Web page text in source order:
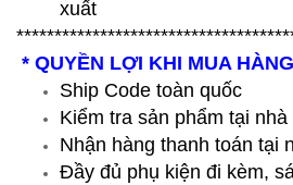
xuất
* QUYỀN LỢI KHI MUA
Ship Code toàn quốc
Kiểm tra sản phẩm tại nhà
Nhận hàng thanh toán tại
Đầy đủ phụ kiện đi kèm,